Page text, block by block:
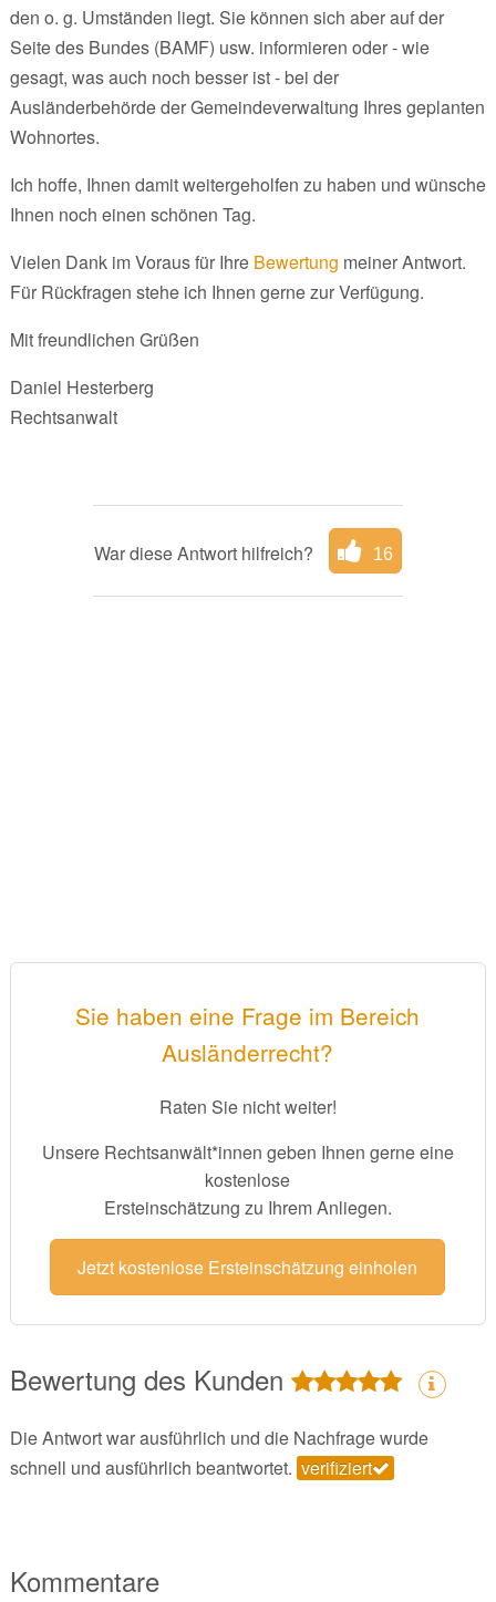
den o. g. Umständen liegt. Sie können sich aber auf der
Seite des Bundes (BAMF) usw. informieren oder - wie
gesagt, was auch noch besser ist - bei der
Ausländerbehörde der Gemeindeverwaltung Ihres geplanten
Wohnortes.
Ich hoffe, Ihnen damit weitergeholfen zu haben und wünsche
Ihnen noch einen schönen Tag.
Vielen Dank im Voraus für Ihre Bewertung meiner Antwort.
Für Rückfragen stehe ich Ihnen gerne zur Verfügung.
Mit freundlichen Grüßen
Daniel Hesterberg
Rechtsanwalt
War diese Antwort hilfreich? 16
Sie haben eine Frage im Bereich
Ausländerrecht?
Raten Sie nicht weiter!
Unsere Rechtsanwält*innen geben Ihnen gerne eine
kostenlose
Ersteinschätzung zu Ihrem Anliegen.
Jetzt kostenlose Ersteinschätzung einholen
Bewertung des Kunden
Die Antwort war ausführlich und die Nachfrage wurde
schnell und ausführlich beantwortet. verifiziert
Kommentare